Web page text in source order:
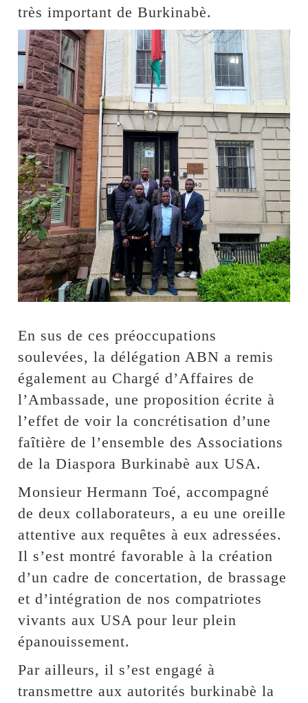
très important de Burkinabè.
En sus de ces préoccupations
soulevées, la délégation ABN a remis
également au Chargé d’Affaires de
l’Ambassade, une proposition écrite à
l’effet de voir la concrétisation d’une
faîtière de l’ensemble des Associations
de la Diaspora Burkinabè aux USA.
Monsieur Hermann Toé, accompagné
de deux collaborateurs, a eu une oreille
attentive aux requêtes à eux adressées.
Il s’est montré favorable à la création
d’un cadre de concertation, de brassage
et d’intégration de nos compatriotes
vivants aux USA pour leur plein
épanouissement.
Par ailleurs, il s’est engagé à
transmettre aux autorités burkinabè la